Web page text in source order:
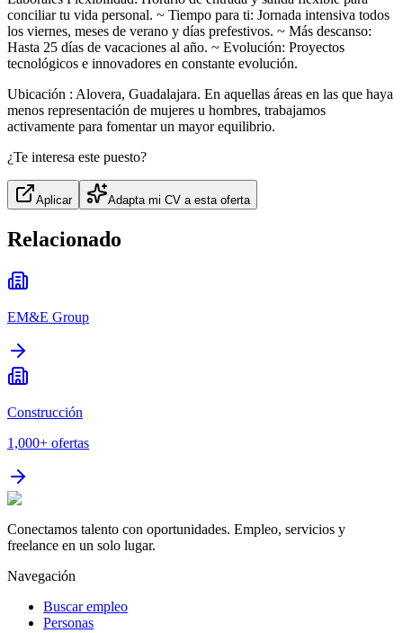
conciliar tu vida personal. ~ Tiempo para ti: Jornada intensiva todos
los viernes, meses de verano y días prefestivos. ~️ Más descanso:
Hasta 25 días de vacaciones al año. ~ Evolución: Proyectos
tecnológicos e innovadores en constante evolución.
Ubicación : Alovera, Guadalajara. En aquellas áreas en las que haya
menos representación de mujeres u hombres, trabajamos
activamente para fomentar un mayor equilibrio.
¿Te interesa este puesto?
Aplicar Adapta mi CV a esta oferta
Relacionado
EM&E Group
Construcción
1,000+ ofertas
Conectamos talento con oportunidades. Empleo, servicios y
freelance en un solo lugar.
Navegación
Buscar empleo
Personas